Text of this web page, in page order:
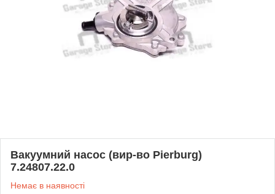
Вакуумний насос (вир-во Pierburg)
7.24807.22.0
Немає в наявності